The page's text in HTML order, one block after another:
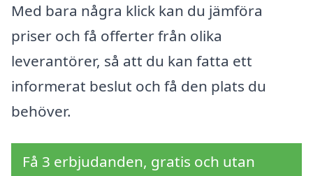
Med bara några klick kan du jämföra
priser och få offerter från olika
leverantörer, så att du kan fatta ett
informerat beslut och få den plats du
behöver.
Få 3 erbjudanden, gratis och utan